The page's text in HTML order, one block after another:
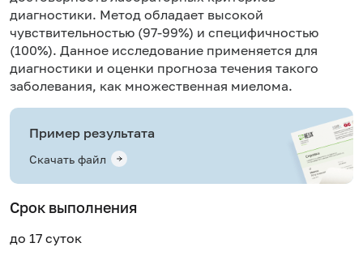
диагностики. Метод обладает высокой
чувствительностью (97-99%) и специфичностью
(100%). Данное исследование применяется для
диагностики и оценки прогноза течения такого
заболевания, как множественная миелома.
Пример результата
Скачать файл
Срок выполнения
до 17 суток